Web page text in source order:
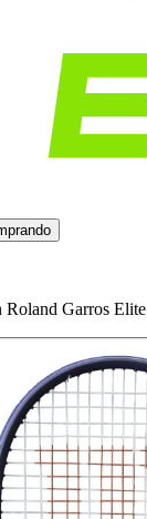
Roland Garros Elite